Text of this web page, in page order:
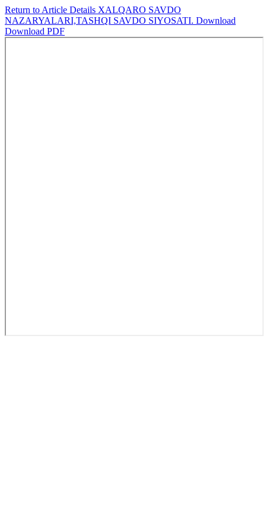
Return to Article Details XALQARO SAVDO
NAZARYALARI,TASHQI SAVDO SIYOSATI. Download
Download PDF